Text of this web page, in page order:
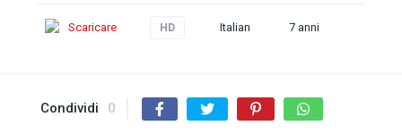
Scaricare HD Italian 7 anni
Condividi 0